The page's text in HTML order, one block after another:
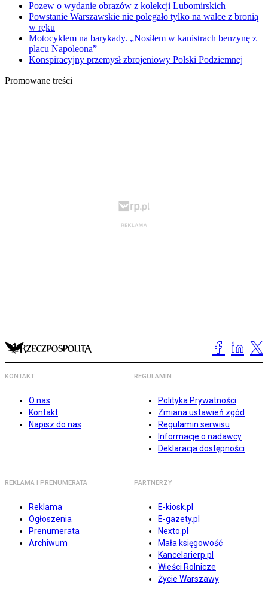
Pozew o wydanie obrazów z kolekcji Lubomirskich
Powstanie Warszawskie nie polegało tylko na walce z bronią
w ręku
Motocyklem na barykady. „Nosiłem w kanistrach benzynę z
placu Napoleona”
Konspiracyjny przemysł zbrojeniowy Polski Podziemnej
Promowane treści
KONTAKT
O nas
Kontakt
Napisz do nas
REGULAMIN
Polityka Prywatności
Zmiana ustawień zgód
Regulamin serwisu
Informacje o nadawcy
Deklaracja dostępności
REKLAMA I PRENUMERATA
Reklama
Ogłoszenia
Prenumerata
Archiwum
PARTNERZY
E-kiosk.pl
E-gazety.pl
Nexto.pl
Mała księgowość
Kancelarierp.pl
Wieści Rolnicze
Życie Warszawy